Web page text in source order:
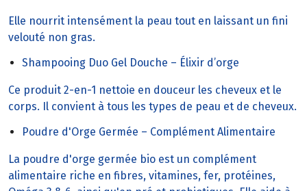
Elle nourrit intensément la peau tout en laissant un fini
velouté non gras.
Shampooing Duo Gel Douche – Élixir d’orge
Ce produit 2-en-1 nettoie en douceur les cheveux et le
corps. Il convient à tous les types de peau et de cheveux.
Poudre d'Orge Germée – Complément Alimentaire
La poudre d'orge germée bio est un complément
alimentaire riche en fibres, vitamines, fer, protéines,